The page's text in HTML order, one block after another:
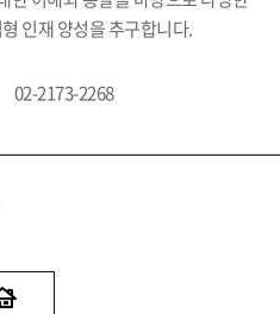
인재 양성을 추구합니다.
02-2173-2268